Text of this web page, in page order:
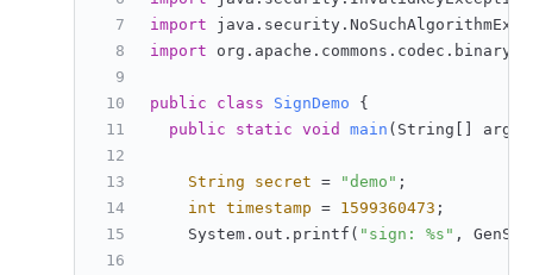
import
import
public class SignDemo {
public
static void main (String[] args)
String secret = "demo" ;
int timestamp = 1599360473 ;
    System.out.printf(
"sign: %s" ,